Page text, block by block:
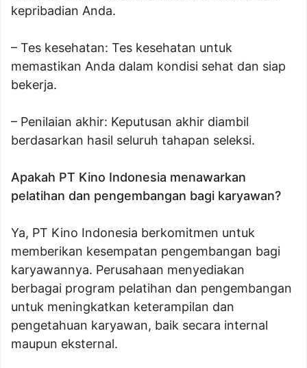
kepribadian Anda.
– Tes kesehatan: Tes kesehatan untuk
memastikan Anda dalam kondisi sehat dan siap
bekerja.
– Penilaian akhir: Keputusan akhir diambil
berdasarkan hasil seluruh tahapan seleksi.
Apakah PT Kino Indonesia menawarkan
pelatihan dan pengembangan bagi karyawan?
Ya, PT Kino Indonesia berkomitmen untuk
memberikan kesempatan pengembangan bagi
karyawannya. Perusahaan menyediakan
berbagai program pelatihan dan pengembangan
untuk meningkatkan keterampilan dan
pengetahuan karyawan, baik secara internal
maupun eksternal.